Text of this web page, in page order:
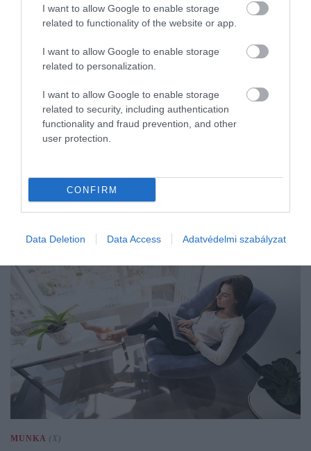
I want to allow Google to enable storage
related to functionality of the website or app.
I want to allow Google to enable storage
related to personalization.
I want to allow Google to enable storage
related to security, including authentication
functionality and fraud prevention, and other
user protection.
CONFIRM
Data Deletion Data Access Adatvédelmi szabályzat
érdeklődés irántuk, miközben a kínálat is csaknem
megduplázódott. A…
MUNKA (X)